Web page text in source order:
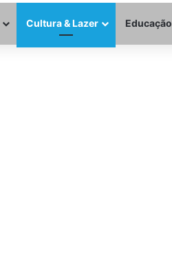
Cultura & Lazer Educação